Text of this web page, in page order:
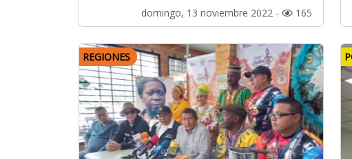
domingo, 13 noviembre 2022 - 165
REGIONES